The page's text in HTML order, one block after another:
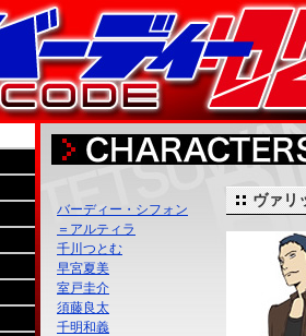
バーディー・シフォン
＝アルティラ
千川つとむ
早宮夏美
室戸圭介
須藤良太
千明和義
ヴァリ